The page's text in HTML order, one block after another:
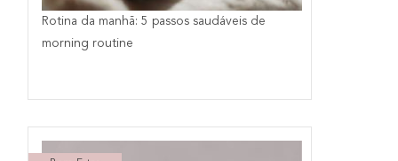
Rotina da manhã: 5 passos saudáveis de
morning routine